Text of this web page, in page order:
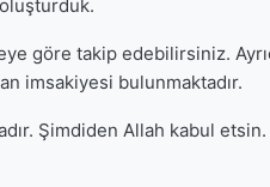
göre takip edebilirsiniz.
imsakiyesi bulunmaktadır.
Şimdiden Allah kabul etsin.